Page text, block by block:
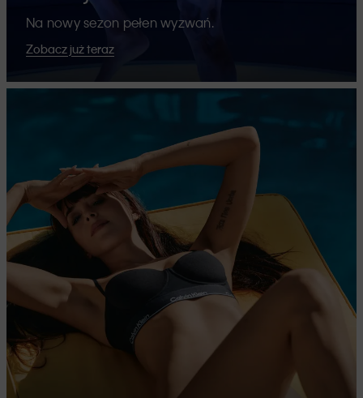
Na nowy sezon pełen wyzwań.
Zobacz już teraz